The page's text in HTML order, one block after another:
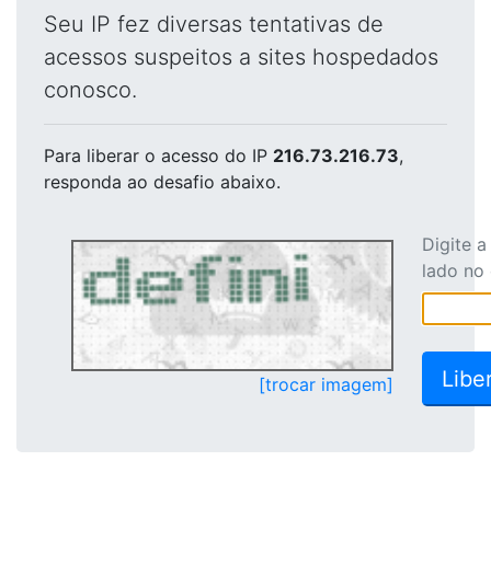
Seu IP fez diversas tentativas de
acessos suspeitos a sites hospedados
conosco.
Para liberar o acesso do IP 216.73.216.73,
responda ao desafio abaixo.
[trocar imagem]
Digite
lado no